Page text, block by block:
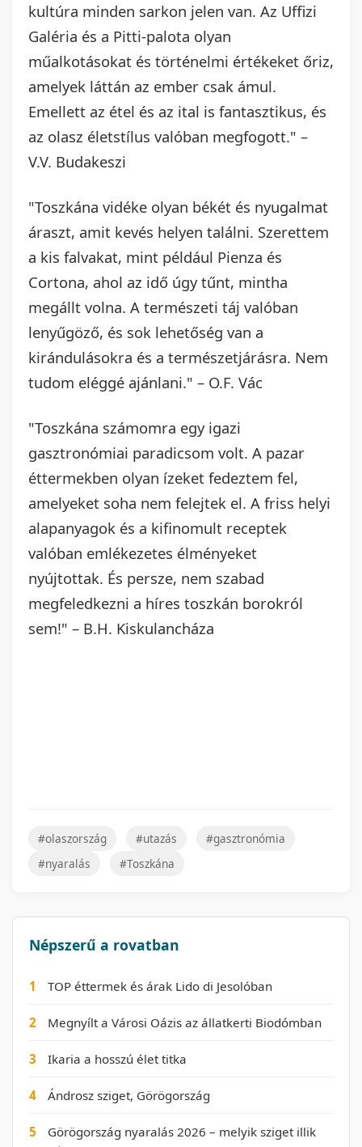
kultúra minden sarkon jelen van. Az Uffizi
Galéria és a Pitti-palota olyan
műalkotásokat és történelmi értékeket őriz,
amelyek láttán az ember csak ámul.
Emellett az étel és az ital is fantasztikus, és
az olasz életstílus valóban megfogott." –
V.V. Budakeszi
"Toszkána vidéke olyan békét és nyugalmat
áraszt, amit kevés helyen találni. Szerettem
a kis falvakat, mint például Pienza és
Cortona, ahol az idő úgy tűnt, mintha
megállt volna. A természeti táj valóban
lenyűgöző, és sok lehetőség van a
kirándulásokra és a természetjárásra. Nem
tudom eléggé ajánlani." – O.F. Vác
"Toszkána számomra egy igazi
gasztronómiai paradicsom volt. A pazar
éttermekben olyan ízeket fedeztem fel,
amelyeket soha nem felejtek el. A friss helyi
alapanyagok és a kifinomult receptek
valóban emlékezetes élményeket
nyújtottak. És persze, nem szabad
megfeledkezni a híres toszkán borokról
sem!" – B.H. Kiskulancháza
#olaszország #utazás
#gasztronómia
#nyaralás
#Toszkána
Népszerű a rovatban
1 TOP éttermek és árak Lido di Jesolóban
2 Megnyílt a Városi Oázis az állatkerti Biodómban
3 Ikaria a hosszú élet titka
4 Ándrosz sziget, Görögország
5
Görögország nyaralás 2026 – melyik sziget illik